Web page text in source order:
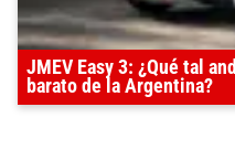
JMEV Easy 3: ¿Qué tal
barato de la Argentina?